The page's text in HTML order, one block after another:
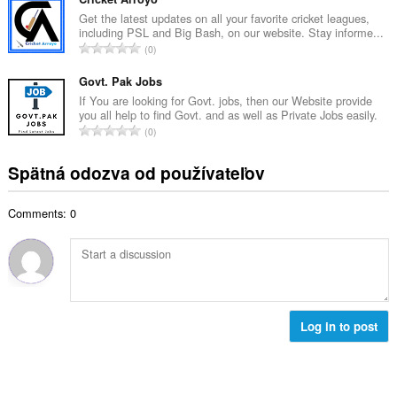
h
o
d
o
t
e
n
:
p
o
č
e
t
h
o
d
o
t
í
:
k
o
v
p
o
č
e
h
o
o
n
Get the latest updates on all your favorite cricket leagues,
including PSL and Big Bash, on our website. Stay informe...
C
l
k
o
v
p
o
t
h
0
Govt. Pak Jobs
If You are looking for Govt. jobs, then our Website provide
you all help to find Govt. and as well as Private Jobs easily.
C
l
k
ý
p
e
0
Spätná odozva od používateľov
Comments: 0
Log in to post